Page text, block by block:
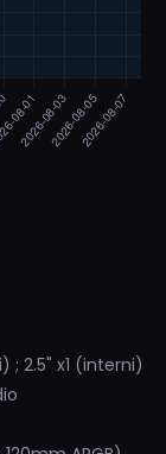
; 2.5" x1 (interni)